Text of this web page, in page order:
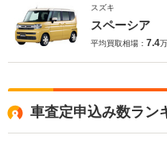
スズキ
スペーシア
平均買取相場： 7.4
車査定申込み数ラン